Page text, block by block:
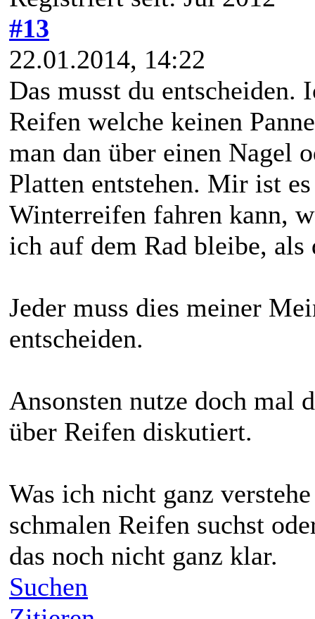
#13
22.01.2014, 14:22
Das musst du
Reifen welche keinen
man dan über einen Nagel
Platten entstehen. Mir ist
Winterreifen fahren kann,
ich auf dem Rad bleibe,
Jeder muss dies meiner
entscheiden.
Ansonsten nutze doch mal
über Reifen diskutiert.
Was ich nicht ganz
schmalen Reifen suchst
das noch nicht ganz klar.
Suchen